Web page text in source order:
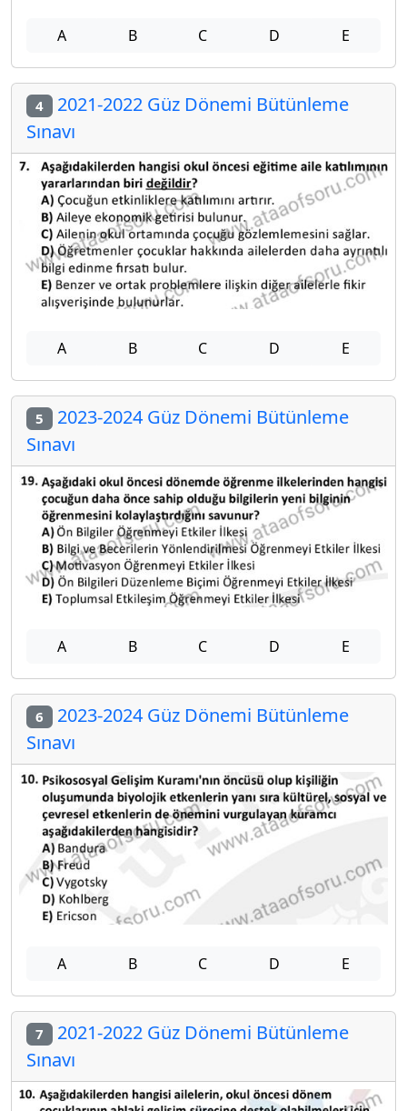
A B C D E
4 2021-2022 Güz Dönemi Bütünleme
Sınavı
A B C D E
5 2023-2024 Güz Dönemi Bütünleme
Sınavı
A B C D E
6 2023-2024 Güz Dönemi Bütünleme
Sınavı
A B C D E
7 2021-2022 Güz Dönemi Bütünleme
Sınavı